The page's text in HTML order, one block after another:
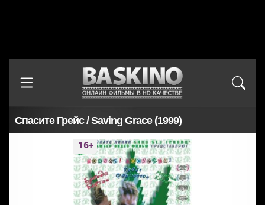
Спасите Грейс / Saving Grace (1999)